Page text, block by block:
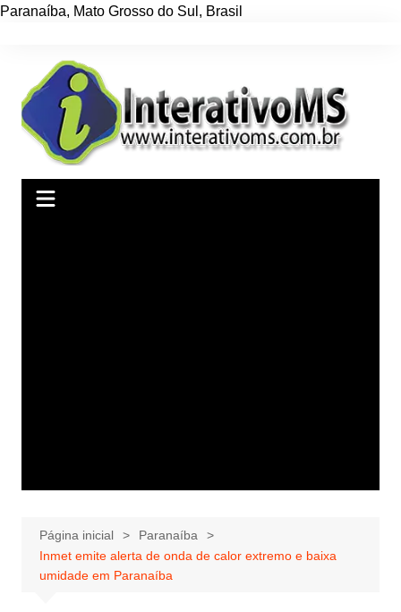
Paranaíba, Mato Grosso do Sul , Brasil
conteúdo
Página inicial
Paranaíba
Inmet emite alerta de onda de calor extremo e baixa
umidade em Paranaíba